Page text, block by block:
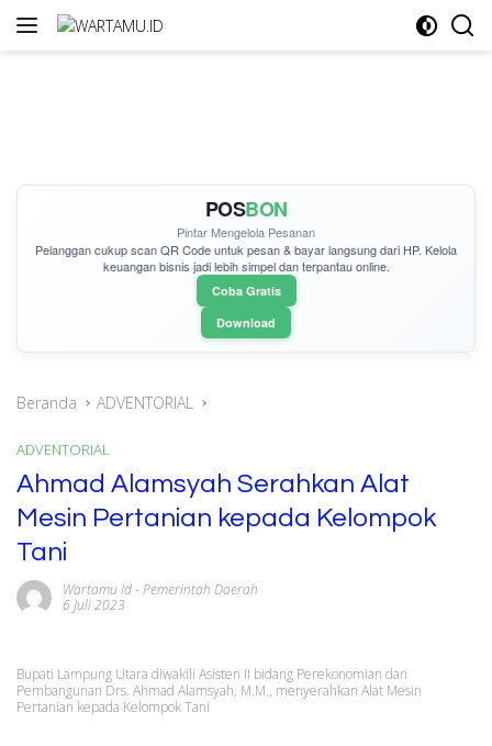
Langsung
POSBON
Pintar Mengelola Pesanan
Pelanggan cukupscan QR Codeuntuk pesan & bayar langsung dari HP. Kelola
keuangan bisnis jadi lebih simpel dan terpantau online.
Coba Gratis
Download
Beranda ADVENTORIAL
ADVENTORIAL
Ahmad Alamsyah Serahkan Alat
Mesin Pertanian kepada Kelompok
Tani
Wartamu Id- Pemerintah Daerah
6 Juli 2023
Bupati Lampung Utara diwakili Asisten II bidang Perekonomian dan
Pembangunan Drs. Ahmad Alamsyah, M.M., menyerahkan Alat Mesin
Pertanian kepada Kelompok Tani